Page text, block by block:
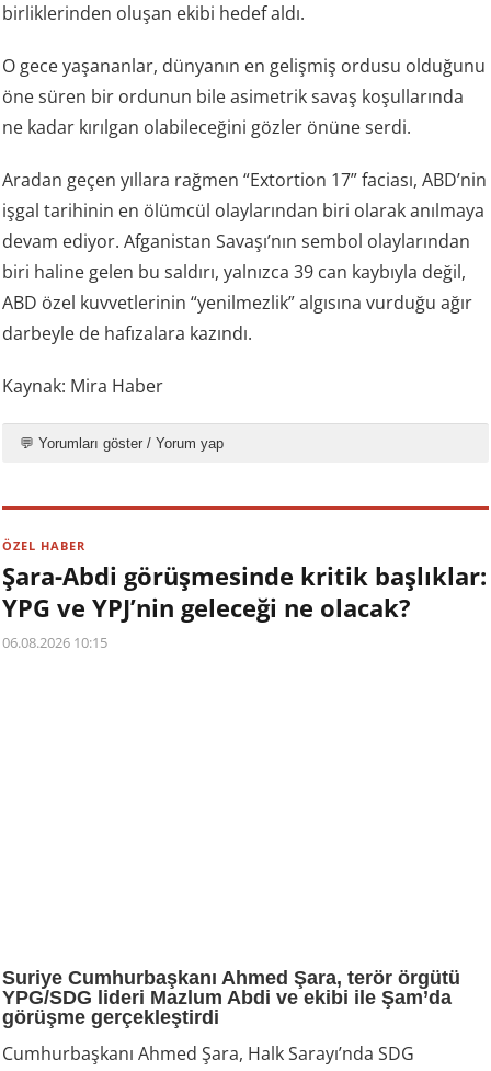
birliklerinden oluşan ekibi hedef aldı.
O gece yaşananlar, dünyanın en gelişmiş ordusu olduğunu
öne süren bir ordunun bile asimetrik savaş koşullarında
ne kadar kırılgan olabileceğini gözler önüne serdi.
Aradan geçen yıllara rağmen “Extortion 17” faciası, ABD’nin
işgal tarihinin en ölümcül olaylarından biri olarak anılmaya
devam ediyor. Afganistan Savaşı’nın sembol olaylarından
biri haline gelen bu saldırı, yalnızca 39 can kaybıyla değil,
ABD özel kuvvetlerinin “yenilmezlik” algısına vurduğu ağır
darbeyle de hafızalara kazındı.
Kaynak: Mira Haber
💬 Yorumları göster / Yorum yap
ÖZEL HABER
Şara-Abdi görüşmesinde kritik başlıklar:
YPG ve YPJ’nin geleceği ne olacak?
06.08.2026 10:15
Suriye Cumhurbaşkanı Ahmed Şara, terör örgütü
YPG/SDG lideri Mazlum Abdi ve ekibi ile Şam’da
görüşme gerçekleştirdi
Cumhurbaşkanı Ahmed Şara, Halk Sarayı’nda SDG